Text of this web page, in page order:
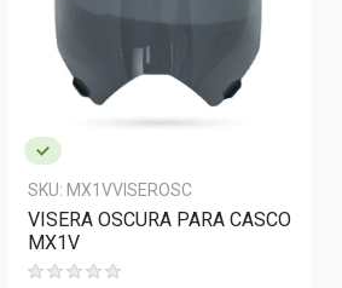
SKU: MX1VVISEROSC
VISERA OSCURA PARA CASCO
MX1V